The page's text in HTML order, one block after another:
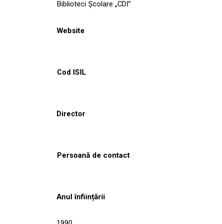
Biblioteci Școlare „CDI”
Website
Cod ISIL
Director
Persoană de contact
Anul înființării